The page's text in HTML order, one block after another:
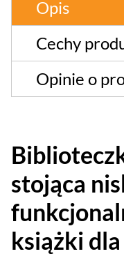
Opis
Cechy
Opinie o
stojąca
książki